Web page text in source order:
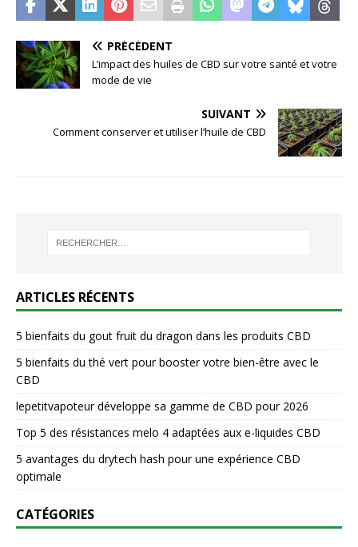
PRÉCÉDENT
L’impact des huiles de CBD sur votre santé et votre
mode de vie
SUIVANT
Comment conserver et utiliser l’huile de CBD
ARTICLES RÉCENTS
5 bienfaits du gout fruit du dragon dans les produits CBD
5 bienfaits du thé vert pour booster votre bien-être avec le
CBD
lepetitvapoteur développe sa gamme de CBD pour 2026
Top 5 des résistances melo 4 adaptées aux e-liquides CBD
5 avantages du drytech hash pour une expérience CBD
optimale
CATÉGORIES